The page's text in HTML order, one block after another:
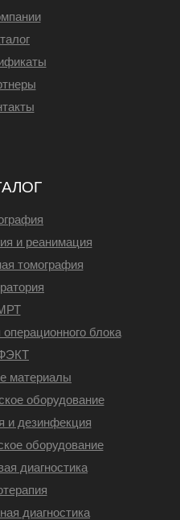
и реанимация
томография
блока
материалы
оборудование
и дезинфекция
оборудование
диагностика
диагностика